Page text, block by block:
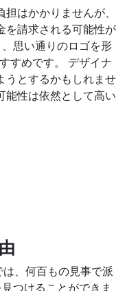
はかかりませんが、
を請求される可能性が
思い通りのロゴを形
すめです。 デザイナ
うとするかもしれませ
能性は依然として高い
、何百もの見事で派
つけることができま